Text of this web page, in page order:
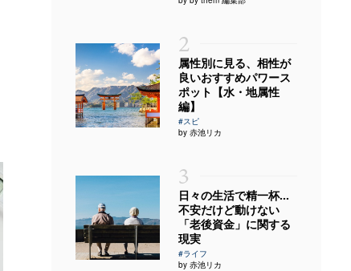
2
属性別に見る、相性が
良いおすすめパワース
ポット【水・地属性
編】
#スピ
by 赤池リカ
3
日々の生活で精一杯…
不安だけど動けない
「老後資金」に関する
現実
#ライフ
by 赤池リカ